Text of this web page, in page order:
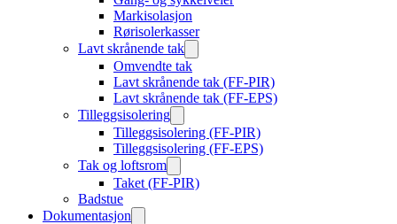
Markisolasjon
Rørisolerkasser
Lavt skrånende tak
Omvendte tak
Lavt skrånende tak (FF-PIR)
Lavt skrånende tak (FF-EPS)
Tilleggsisolering
Tilleggsisolering (FF-PIR)
Tilleggsisolering (FF-EPS)
Tak og loftsrom
Taket (FF-PIR)
Badstue
Dokumentasjon